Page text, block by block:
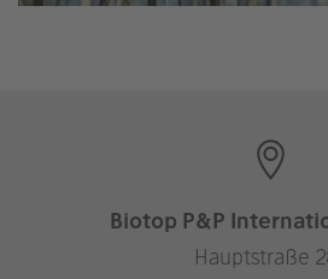
Biotop P&P
Hauptstraße